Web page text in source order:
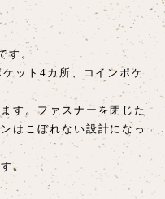
す。
ット4カ所、コインポケ
す。ファスナーを閉じた
はこぼれない設計になっ
。